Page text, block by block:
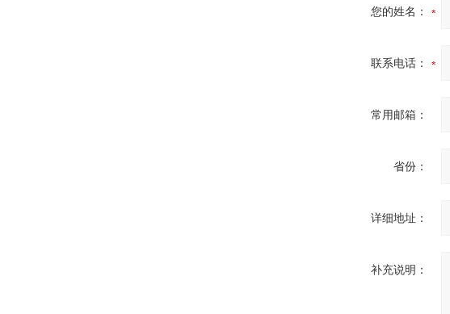
您的姓名：
联系电话：
常用邮箱：
省份：
详细地址：
补充说明：